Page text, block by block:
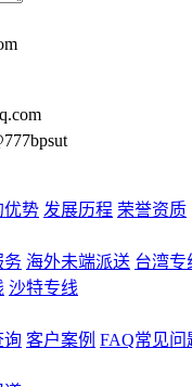
优势 发展历程 荣誉资质
务 海外未端派送 台湾专
沙特专线
询 客户案例 FAQ常见问